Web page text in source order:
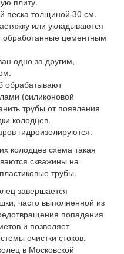
песка толщиной 30 см.
или укладываются
обработанные цементным
одно за другим,
обрабатывают
(силиконовой
трубы от появления
колодцев.
гидроизолируются.
колодцев схема такая
скважины на
трубы.
завершается
часто выполненной из
попадания
и позволяет
очистки стоков.